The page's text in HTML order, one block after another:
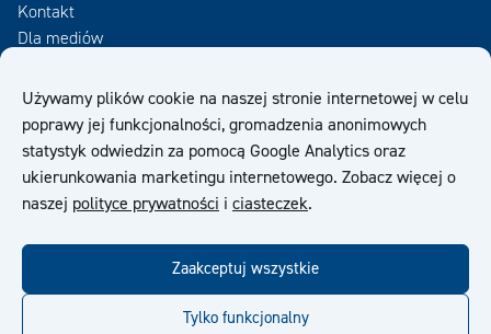
Używamy plików cookie na naszej stronie internetowej w celu
poprawy jej funkcjonalności, gromadzenia anonimowych
statystyk odwiedzin za pomocą Google Analytics oraz
ukierunkowania marketingu internetowego. Zobacz więcej o
naszej polityce prywatności i ciasteczek.
Zaakceptuj wszystkie
Tylko funkcjonalny
Kontakt
Dla mediów
Zamów Newsletter
OWS